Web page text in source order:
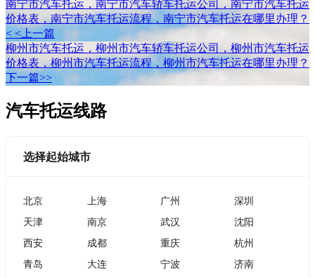
南宁市汽车托运，南宁市汽车轿车托运公司，南宁市汽车托运
价格表，南宁市汽车托运流程，南宁市汽车托运在哪里办理？
< <上一篇
柳州市汽车托运，柳州市汽车轿车托运公司，柳州市汽车托运
价格表，柳州市汽车托运流程，柳州市汽车托运在哪里办理？
下一篇>>
汽车托运线路
选择起始城市
北京 上海 广州
深圳
天津
南京 武汉
沈阳
西安
成都 重庆
杭州
青岛
大连 宁波
济南